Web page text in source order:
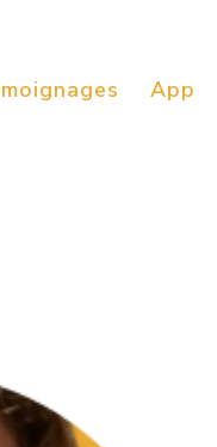
App